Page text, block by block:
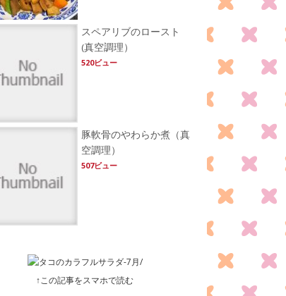
スペアリブのロースト
(真空調理）
520ビュー
豚軟骨のやわらか煮（真
空調理）
507ビュー
↑この記事をスマホで読む